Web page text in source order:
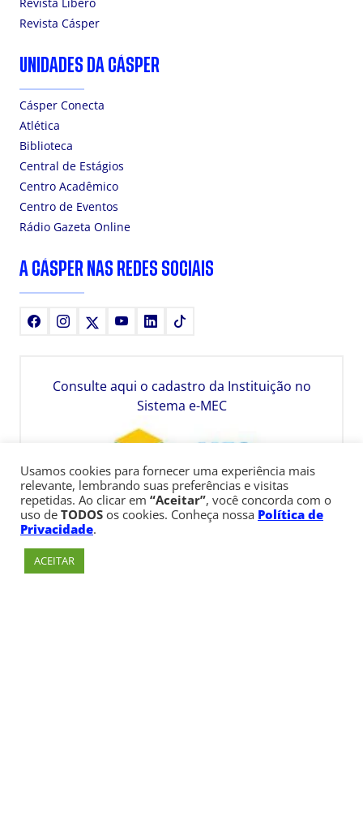
Revista Líbero
Revista Cásper
UNIDADES DA CÁSPER
Cásper Conecta
Atlética
Biblioteca
Central de Estágios
Centro Acadêmico
Centro de Eventos
Rádio Gazeta Online
A CÁSPER NAS REDES SOCIAIS
FacebookInstagram YoutubeLinkedIn
Consulte aqui o cadastro da Instituição no
Sistema e-MEC
Usamos cookies para fornecer uma experiência mais
relevante, lembrando suas preferências e visitas
repetidas. Ao clicar em “Aceitar”, você concorda com o
uso de TODOS os cookies. Conheça nossa Política de
Privacidade.
ACEITAR